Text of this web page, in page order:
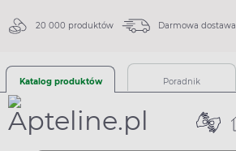
20 000 produktów Darmowa dostawa
Katalog produktów Poradnik